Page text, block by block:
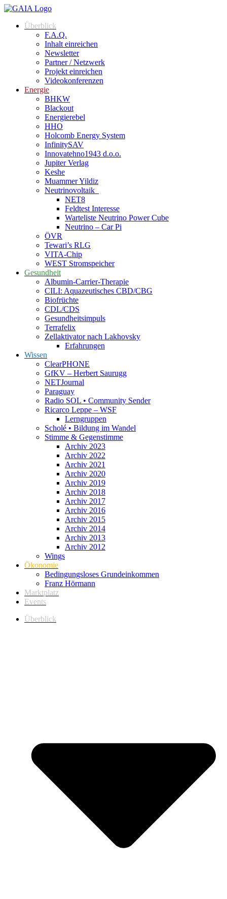
Überblick
F.A.Q.
Inhalt einreichen
Newsletter
Partner / Netzwerk
Projekt einreichen
Videokonferenzen
Energie
BHKW
Blackout
Energierebel
HHO
Holcomb Energy System
InfinitySAV
Innovatehno1943 d.o.o.
Jupiter Verlag
Keshe
Muammer Yildiz
Neutrinovoltaik
NET8
Feldtest Interesse
Warteliste Neutrino Power Cube
Neutrino – Car Pi
ÖVR
Tewari’s RLG
VITA-Chip
WEST Stromspeicher
Gesundheit
Albumin-Carrier-Therapie
CILI: Aquazeutisches CBD/CBG
Biofrüchte
CDL/CDS
Gesundheitsimpuls
Terrafelix
Zellaktivator nach Lakhovsky
Erfahrungen
Wissen
ClearPHONE
GfKV – Herbert Saurugg
NETJournal
Paraguay
Radio SOL • Community Sender
Ricarco Leppe – WSF
Lerngruppen
Scholé • Bildung im Wandel
Stimme & Gegenstimme
Archiv 2023
Archiv 2022
Archiv 2021
Archiv 2020
Archiv 2019
Archiv 2018
Archiv 2017
Archiv 2016
Archiv 2015
Archiv 2014
Archiv 2013
Archiv 2012
Wings
Ökonomie
Bedingungsloses Grundeinkommen
Franz Hörmann
Marktplatz
Events
Überblick